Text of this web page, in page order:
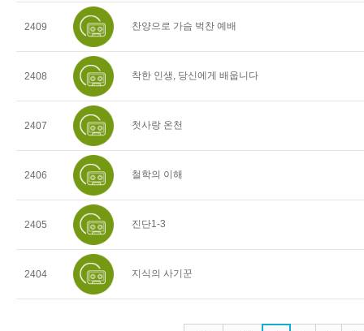
2409 찬양으로 가슴 벅찬 예배
2408 착한 인생, 당신에게 배웁니다
2407 첫사랑 온천
2406 철학의 이해
2405 진단1-3
2404 지식의 사기꾼